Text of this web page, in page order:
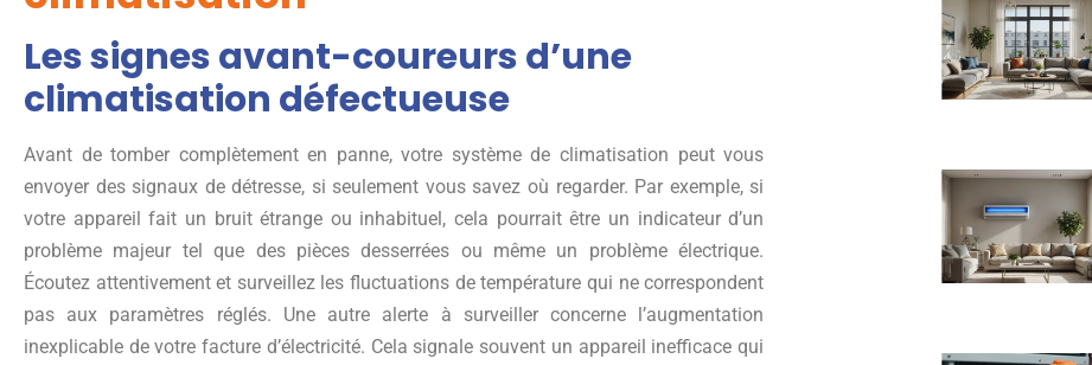
Les signes avant-coureurs d’une
climatisation défectueuse
Avant de tomber complètement en panne, votre système de climatisation peut vous
envoyer des signaux de détresse, si seulement vous savez où regarder. Par exemple, si
votre appareil fait un bruit étrange ou inhabituel, cela pourrait être un indicateur d’un
problème majeur tel que des pièces desserrées ou même un problème électrique.
Écoutez attentivement et surveillez les fluctuations de température qui ne correspondent
pas aux paramètres réglés. Une autre alerte à surveiller concerne l’augmentation
inexplicable de votre facture d’électricité. Cela signale souvent un appareil inefficace qui